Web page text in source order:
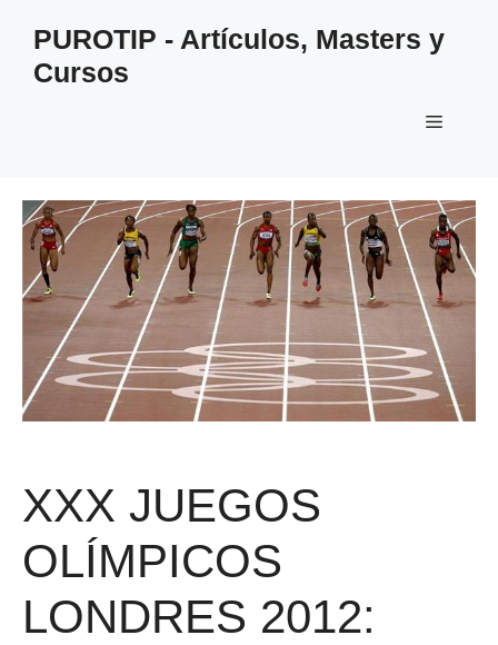
contenido
PUROTIP - Artículos, Masters y
Cursos
Menú
XXX JUEGOS
OLÍMPICOS
LONDRES 2012: